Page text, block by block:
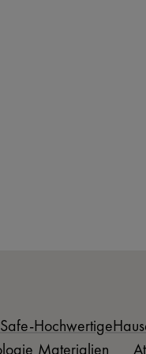
Hochwertige
Materialien